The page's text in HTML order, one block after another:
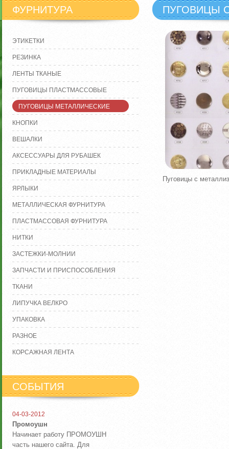
ФУРНИТУРА
ЭТИКЕТКИ
РЕЗИНКА
ЛЕНТЫ ТКАНЫЕ
ПУГОВИЦЫ ПЛАСТМАССОВЫЕ
ПУГОВИЦЫ МЕТАЛЛИЧЕСКИЕ
КНОПКИ
ВЕШАЛКИ
АКСЕССУАРЫ ДЛЯ РУБАШЕК
ПРИКЛАДНЫЕ МАТЕРИАЛЫ
ЯРЛЫКИ
МЕТАЛЛИЧЕСКАЯ ФУРНИТУРА
ПЛАСТМАССОВАЯ ФУРНИТУРА
НИТКИ
ЗАСТЕЖКИ-МОЛНИИ
ЗАПЧАСТИ И ПРИСПОСОБЛЕНИЯ
ТКАНИ
ЛИПУЧКА ВЕЛКРО
УПАКОВКА
РАЗНОЕ
КОРСАЖНАЯ ЛЕНТА
СОБЫТИЯ
04-03-2012
Промоушн
Начинает работу ПРОМОУШН
часть нашего сайта. Для
ПУГОВИЦЫ
Пуговицы с